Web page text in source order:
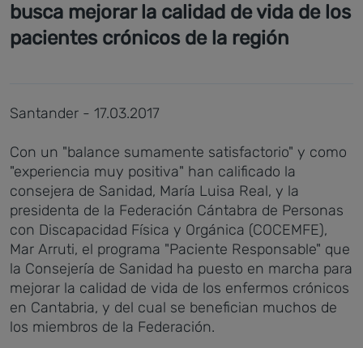
busca mejorar la calidad de vida de los
pacientes crónicos de la región
Santander - 17.03.2017
Con un "balance sumamente satisfactorio" y como
"experiencia muy positiva" han calificado la
consejera de Sanidad, María Luisa Real, y la
presidenta de la Federación Cántabra de Personas
con Discapacidad Física y Orgánica (COCEMFE),
Mar Arruti, el programa "Paciente Responsable" que
la Consejería de Sanidad ha puesto en marcha para
mejorar la calidad de vida de los enfermos crónicos
en Cantabria, y del cual se benefician muchos de
los miembros de la Federación.